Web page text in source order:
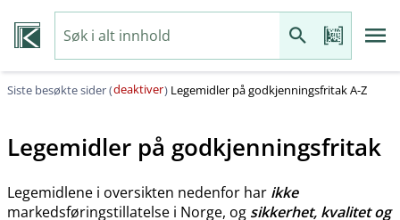
Siste besøkte sider (deaktiver) Legemidler på godkjenningsfritak A-Z
Legemidler på godkjenningsfritak
Legemidlene i oversikten nedenfor har ikke
markedsføringstillatelse i Norge, og sikkerhet, kvalitet og